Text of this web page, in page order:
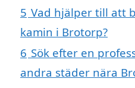
5 Vad hjälper till att
kamin i Brotorp?
6 Sök efter en
andra städer nära